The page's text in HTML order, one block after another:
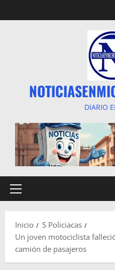
al
DIARIO
Menú
Inicio
S Policiacas
Un joven motociclista
camión de pasajeros